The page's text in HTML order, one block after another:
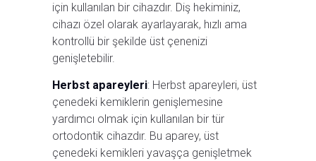
için kullanılan bir cihazdır. Diş hekiminiz,
cihazı özel olarak ayarlayarak, hızlı ama
kontrollü bir şekilde üst çenenizi
genişletebilir.
Herbst apareyleri: Herbst apareyleri, üst
çenedeki kemiklerin genişlemesine
yardımcı olmak için kullanılan bir tür
ortodontik cihazdır. Bu aparey, üst
çenedeki kemikleri yavaşça genişletmek